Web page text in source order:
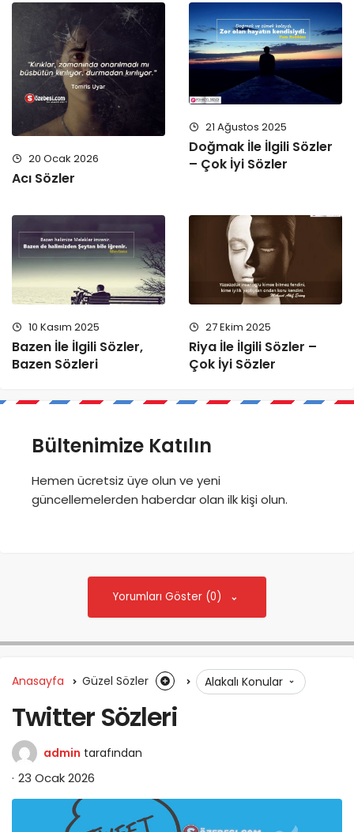
20 Ocak 2026
Acı Sözler
21 Ağustos 2025
Doğmak İle İlgili Sözler
– Çok İyi Sözler
10 Kasım 2025
Bazen İle İlgili Sözler,
Bazen Sözleri
27 Ekim 2025
Riya İle İlgili Sözler –
Çok İyi Sözler
Bültenimize Katılın
Hemen ücretsiz üye olun ve yeni
güncellemelerden haberdar olan ilk kişi olun.
Yorumları Göster (0)
Anasayfa Güzel Sözler Alakalı Konular
Twitter Sözleri
admin tarafından
23 Ocak 2026